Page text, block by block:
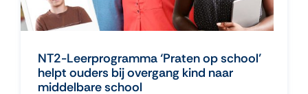
NT2-Leerprogramma ‘Praten op school’
helpt ouders bij overgang kind naar
middelbare school